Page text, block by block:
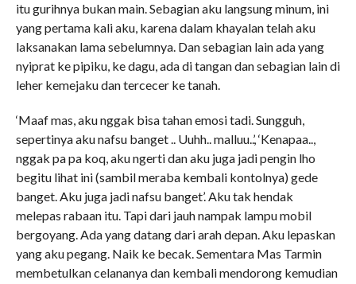
itu gurihnya bukan main. Sebagian aku langsung minum, ini
yang pertama kali aku, karena dalam khayalan telah aku
laksanakan lama sebelumnya. Dan sebagian lain ada yang
nyiprat ke pipiku, ke dagu, ada di tangan dan sebagian lain di
leher kemejaku dan tercecer ke tanah.
‘Maaf mas, aku nggak bisa tahan emosi tadi. Sungguh,
sepertinya aku nafsu banget .. Uuhh.. malluu..’, ‘Kenapaa..,
nggak pa pa koq, aku ngerti dan aku juga jadi pengin lho
begitu lihat ini (sambil meraba kembali kontolnya) gede
banget. Aku juga jadi nafsu banget’. Aku tak hendak
melepas rabaan itu. Tapi dari jauh nampak lampu mobil
bergoyang. Ada yang datang dari arah depan. Aku lepaskan
yang aku pegang. Naik ke becak. Sementara Mas Tarmin
membetulkan celananya dan kembali mendorong kemudian